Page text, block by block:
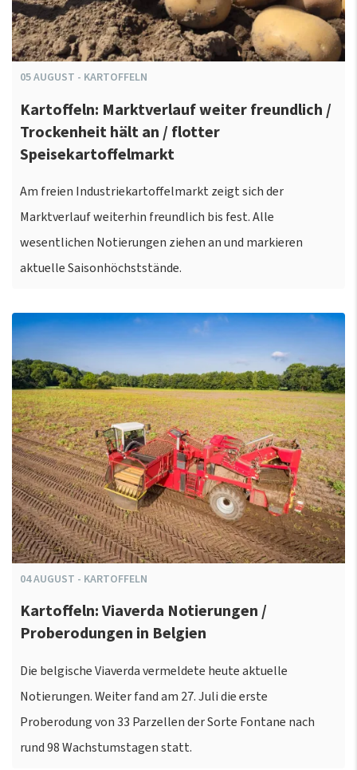
05AUGUST - KARTOFFELN
Kartoffeln: Marktverlauf weiter freundlich /
Trockenheit hält an / flotter
Speisekartoffelmarkt
Am freien Industriekartoffelmarkt zeigt sich der
Marktverlauf weiterhin freundlich bis fest. Alle
wesentlichen Notierungen ziehen an und markieren
aktuelle Saisonhöchststände.
04AUGUST - KARTOFFELN
Kartoffeln: Viaverda Notierungen /
Proberodungen in Belgien
Die belgische Viaverda vermeldete heute aktuelle
Notierungen. Weiter fand am 27. Juli die erste
Proberodung von 33 Parzellen der Sorte Fontane nach
rund 98 Wachstumstagen statt.